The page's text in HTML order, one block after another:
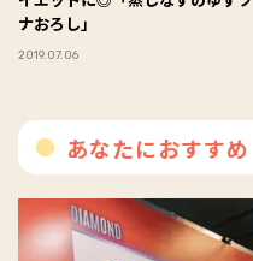
ナおろし」
2019.07.06
あなたにおすすめ